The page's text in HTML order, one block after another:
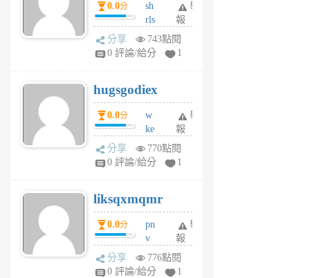
月
前
0.0分
sh
rls
k
m
6
個
月
前
舉
報
分享
743點閱
0 評論/給分
1
hugsgodiex
0.0分
w
ke
rv
pj
6
個
月
前
舉
報
分享
770點閱
0 評論/給分
1
liksqxmqmr
0.0分
pn
v
wt
sv
舉
報
分享
776點閱
0 評論/給分
1